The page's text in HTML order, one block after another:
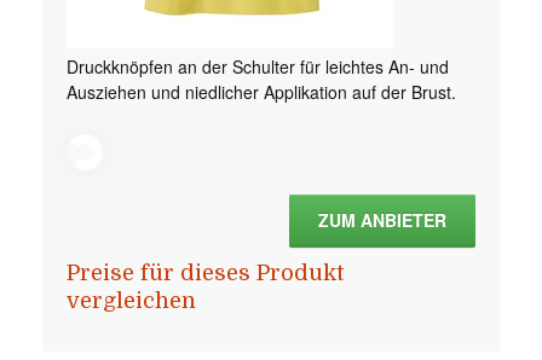
Druckknöpfen an der Schulter für leichtes An- und
Ausziehen und niedlicher Applikation auf der Brust.
ZUM ANBIETER
Preise für dieses Produkt
vergleichen